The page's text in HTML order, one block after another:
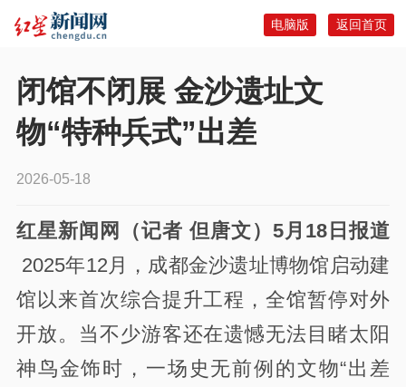
返回首页
电脑版
闭馆不闭展 金沙遗址文
物“特种兵式”出差
2026-05-18
红星新闻网（记者 但唐文）5月18日报道
2025年12月，成都金沙遗址博物馆启动建
馆以来首次综合提升工程，全馆暂停对外
开放。当不少游客还在遗憾无法目睹太阳
神鸟金饰时，一场史无前例的文物“出差